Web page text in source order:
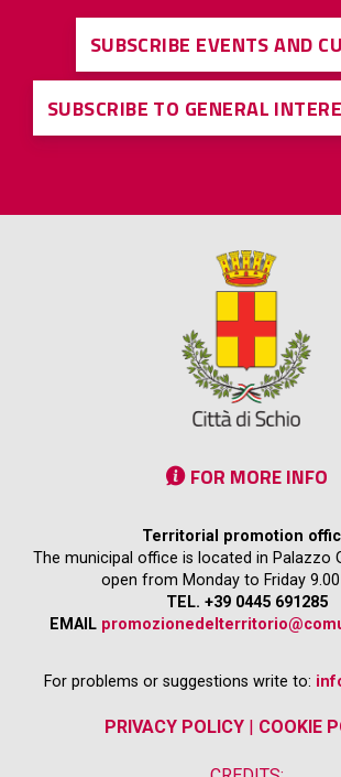
SUBSCRIBE EVENTS AND
SUBSCRIBE TO GENERAL
FOR MORE INFO
Territorial promotion
The municipal office is located in Palazzo
open from Monday to Friday
TEL. +39 0445 691285
EMAIL
For problems or suggestions write to:
PRIVACY POLICY| COOKIE